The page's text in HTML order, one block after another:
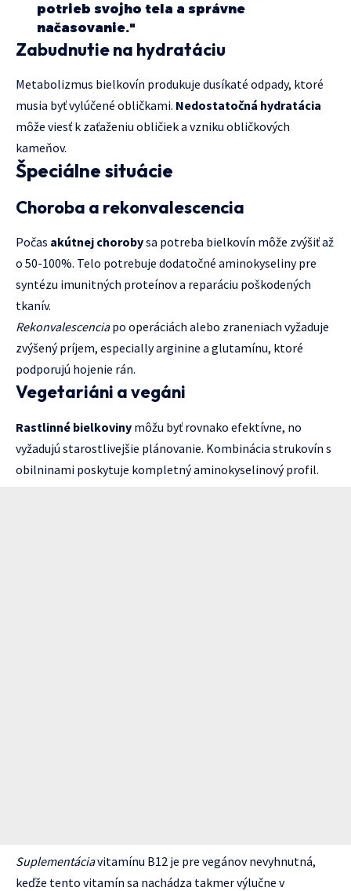
potrieb svojho tela a správne
načasovanie."
Zabudnutie na hydratáciu
Metabolizmus bielkovín produkuje dusíkaté odpady, ktoré
musia byť vylúčené obličkami. Nedostatočná hydratácia
môže viesť k zaťaženiu obličiek a vzniku obličkových
kameňov.
Špeciálne situácie
Choroba a rekonvalescencia
Počas akútnej chorobysa potreba bielkovín môže zvýšiť až
o 50-100%. Telo potrebuje dodatočné aminokyseliny pre
syntézu imunitných proteínov a reparáciu poškodených
tkanív.
Rekonvalescenciapo operáciách alebo zraneniach vyžaduje
zvýšený príjem, especially arginine a glutamínu, ktoré
podporujú hojenie rán.
Vegetariáni a vegáni
Rastlinné bielkoviny môžu byť rovnako efektívne, no
vyžadujú starostlivejšie plánovanie. Kombinácia strukovín s
obilninami poskytuje kompletný aminokyselinový profil.
Suplementáciavitamínu B12 je pre vegánov nevyhnutná,
keďže tento vitamín sa nachádza takmer výlučne v